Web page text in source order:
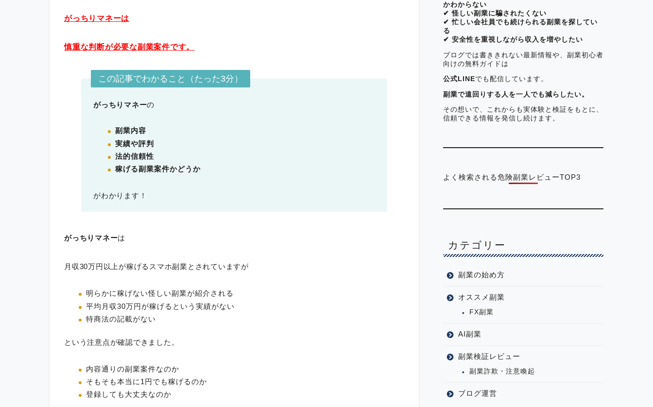
がっちりマネーは
慎重な判断が必要な副業案件です。
この記事でわかること（たった3分）
がっちりマネーの
副業内容
実績や評判
法的信頼性
稼げる副業案件かどうか
がわかります！
がっちりマネーは
月収30万円以上が稼げるスマホ副業とされていますが
明らかに稼げない怪しい副業が紹介される
平均月収30万円が稼げるという実績がない
特商法の記載がない
という注意点が確認できました。
内容通りの副業案件なのか
そもそも本当に1円でも稼げるのか
登録しても大丈夫なのか
かわからない
✔ 怪しい副業に騙されたくない
✔ 忙しい会社員でも続けられる副業を探してい
る
✔ 安全性を重視しながら収入を増やしたい
ブログでは書ききれない最新情報や、副業初心者
向けの無料ガイドは
公式LINEでも配信しています。
副業で遠回りする人を一人でも減らしたい。
その想いで、これからも実体験と検証をもとに、
信頼できる情報を発信し続けます。
よく検索される危険副業レビューTOP3
カテゴリー
副業の始め方
オススメ副業
FX副業
AI副業
副業検証レビュー
副業詐欺・注意喚起
ブログ運営